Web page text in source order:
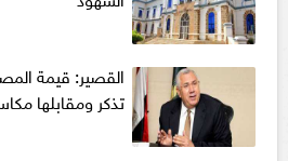
القصير: قيمة
تذكر ومقابلها